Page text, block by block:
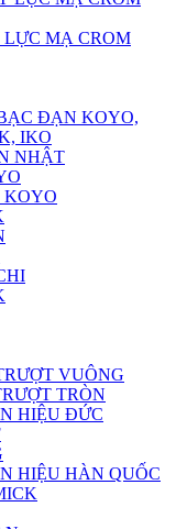
MẠ CROM
ĐẠN KOYO,
IKO
NHẬT
KOYO
VUÔNG
TRÒN
HIỆU ĐỨC
HIỆU HÀN QUỐC